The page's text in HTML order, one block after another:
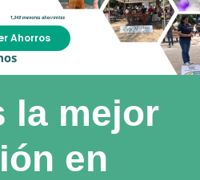
Ahorros
la mejor
en